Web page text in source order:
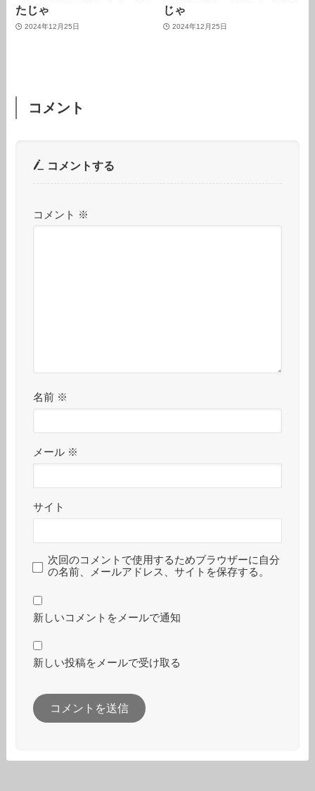
たじゃ
2024年12月25日
じゃ
2024年12月25日
コメント
コメントする
コメント ※
名前 ※
メール ※
サイト
次回のコメントで使用するためブラウザーに自分
の名前、メールアドレス、サイトを保存する。
新しいコメントをメールで通知
新しい投稿をメールで受け取る